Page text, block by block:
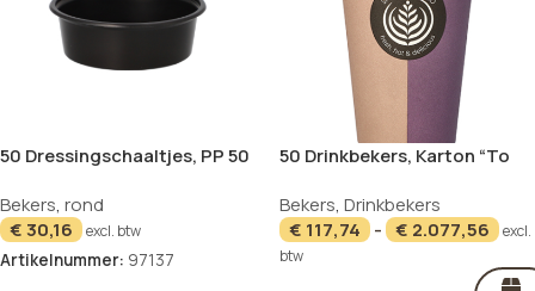
50 Dressingschaaltjes, PP 50
Bekers, rond
€30,16 excl. btw
Artikelnummer: 97137
50 Drinkbekers, Karton “To
“Barista Time”
Bekers, Drinkbekers
€ 117,74 - € 2.077,56
excl.
btw